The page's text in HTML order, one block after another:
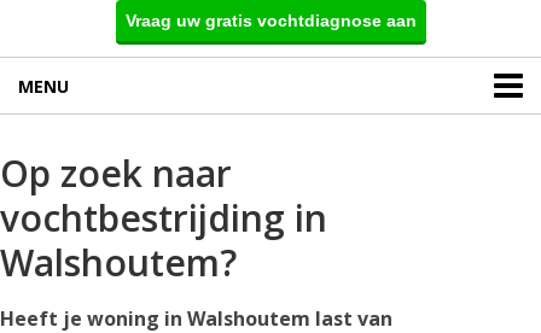
Vraag uw gratis vochtdiagnose aan
MENU
Op zoek naar
vochtbestrijding in
Walshoutem?
Heeft je woning in Walshoutem last van